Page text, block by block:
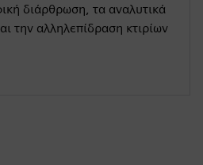
διάρθρωση, τα αναλυτικά
την αλληλεπίδραση κτιρίων